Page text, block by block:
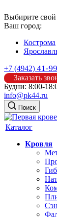
Выбирите свой
Ваш город:
Кострома
+7 (4942) 41-
Заказать
Будни: 8:00-
info@pk44.ru
Поиск
Каталог
Кровля